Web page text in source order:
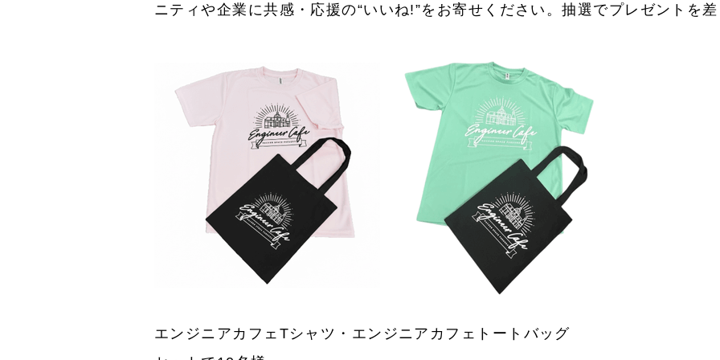
ニティや企業に共感・応援の“いいね!”をお寄せください。抽選でプレゼントを
エンジニアカフェTシャツ・エンジニアカフェトートバッグ